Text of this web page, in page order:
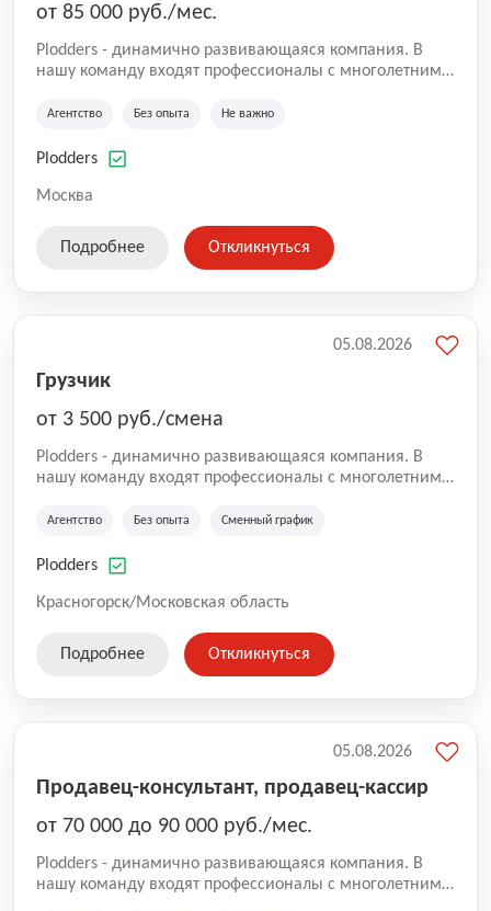
от 85 000 руб./мес.
Plodders - динамично развивающаяся компания. В
нашу команду входят профессионалы с многолетним
на рынке аутсорсинга, а накопленный опыт позволяют
оказываемых услуг.
Агентство Без опыта Не важно
Plodders
Москва
Подробнее Откликнуться
Грузчик
от 3 500 руб./смена
Plodders - динамично развивающаяся компания. В
нашу команду входят профессионалы с многолетним
на рынке аутсорсинга, а накопленный опыт позволяют
оказываемых услуг.
Агентство Без опыта Сменный график
Plodders
Красногорск/Московская область
05.08.2026
Подробнее Откликнуться
Продавец-консультант, продавец-кассир
от 70 000 до 90 000 руб./мес.
Plodders - динамично развивающаяся компания. В
нашу команду входят профессионалы с многолетним
05.08.2026